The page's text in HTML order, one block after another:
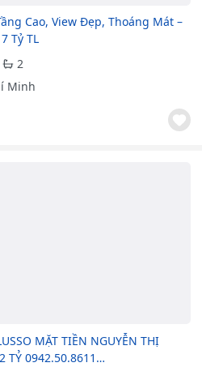
Cao, View Đẹp, Thoáng Mát –
Tỷ TL
2
Minh
MẶT TIỀN NGUYỄN THỊ
TỶ 0942.50.8611…